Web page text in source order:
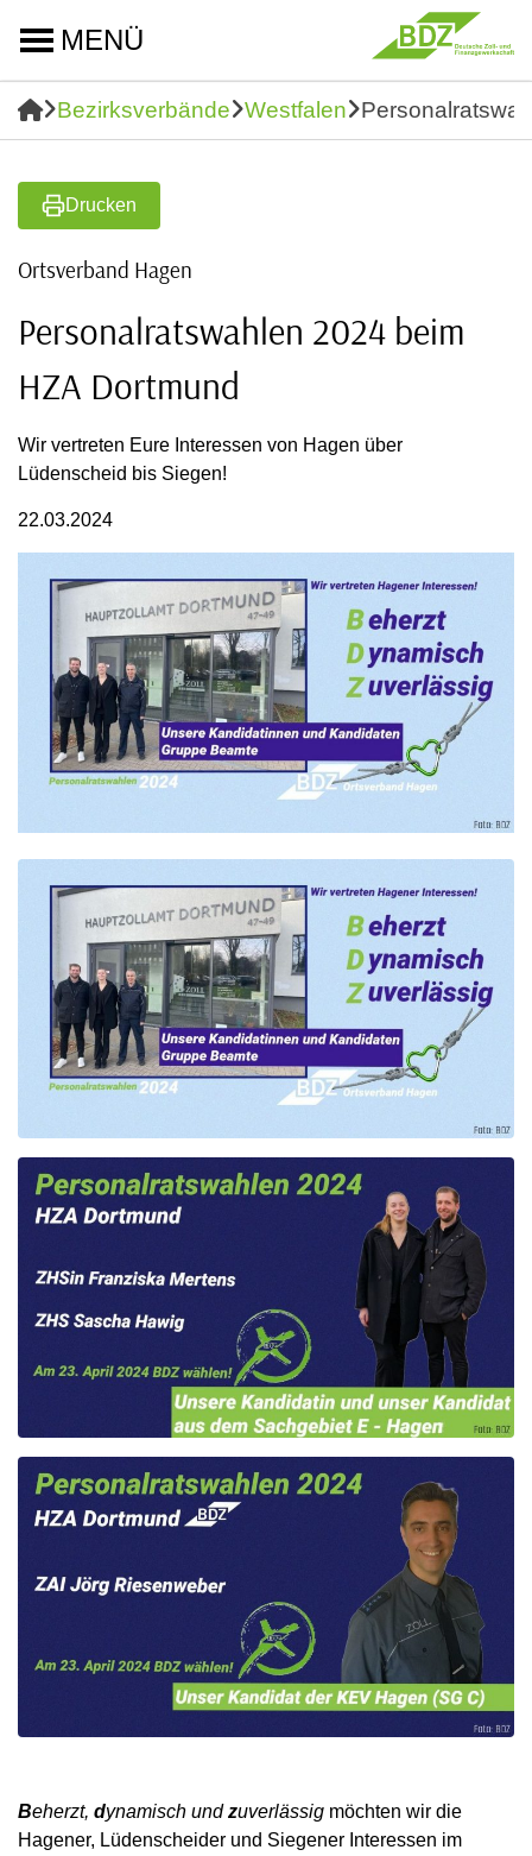
MENÜ
Bezirksverbände Westfalen
Drucken
Ortsverband Hagen
Personalratswahlen 2024 beim
HZA Dortmund
Wir vertreten Eure Interessen von Hagen über
Lüdenscheid bis Siegen!
22.03.2024
Beherzt, dynamisch undzuverlässig möchten wir die
Hagener, Lüdenscheider und Siegener Interessen im